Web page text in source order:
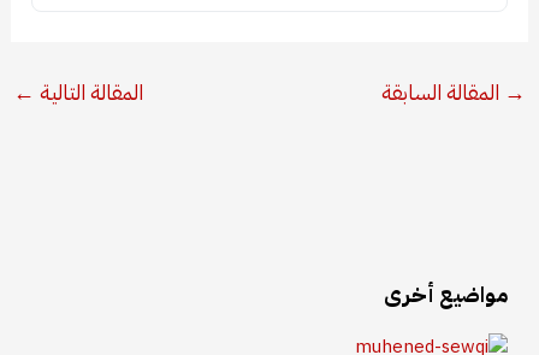
→ المقالة السابقة المقالة التالية ←
مواضيع أخرى